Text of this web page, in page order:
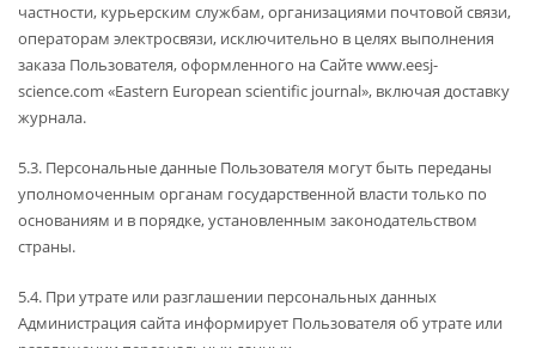
частности, курьерским службам, организациями почтовой связи,
операторам электросвязи, исключительно в целях выполнения
заказа Пользователя, оформленного на Сайте www.eesj-
science.com «Eastern European scientific journal», включая доставку
журнала.
5.3. Персональные данные Пользователя могут быть переданы
уполномоченным органам государственной власти только по
основаниям и в порядке, установленным законодательством
страны.
5.4. При утрате или разглашении персональных данных
Администрация сайта информирует Пользователя об утрате или